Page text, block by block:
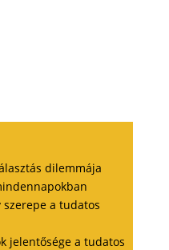
dilemmája
a tudatos
jelentősége a tudatos